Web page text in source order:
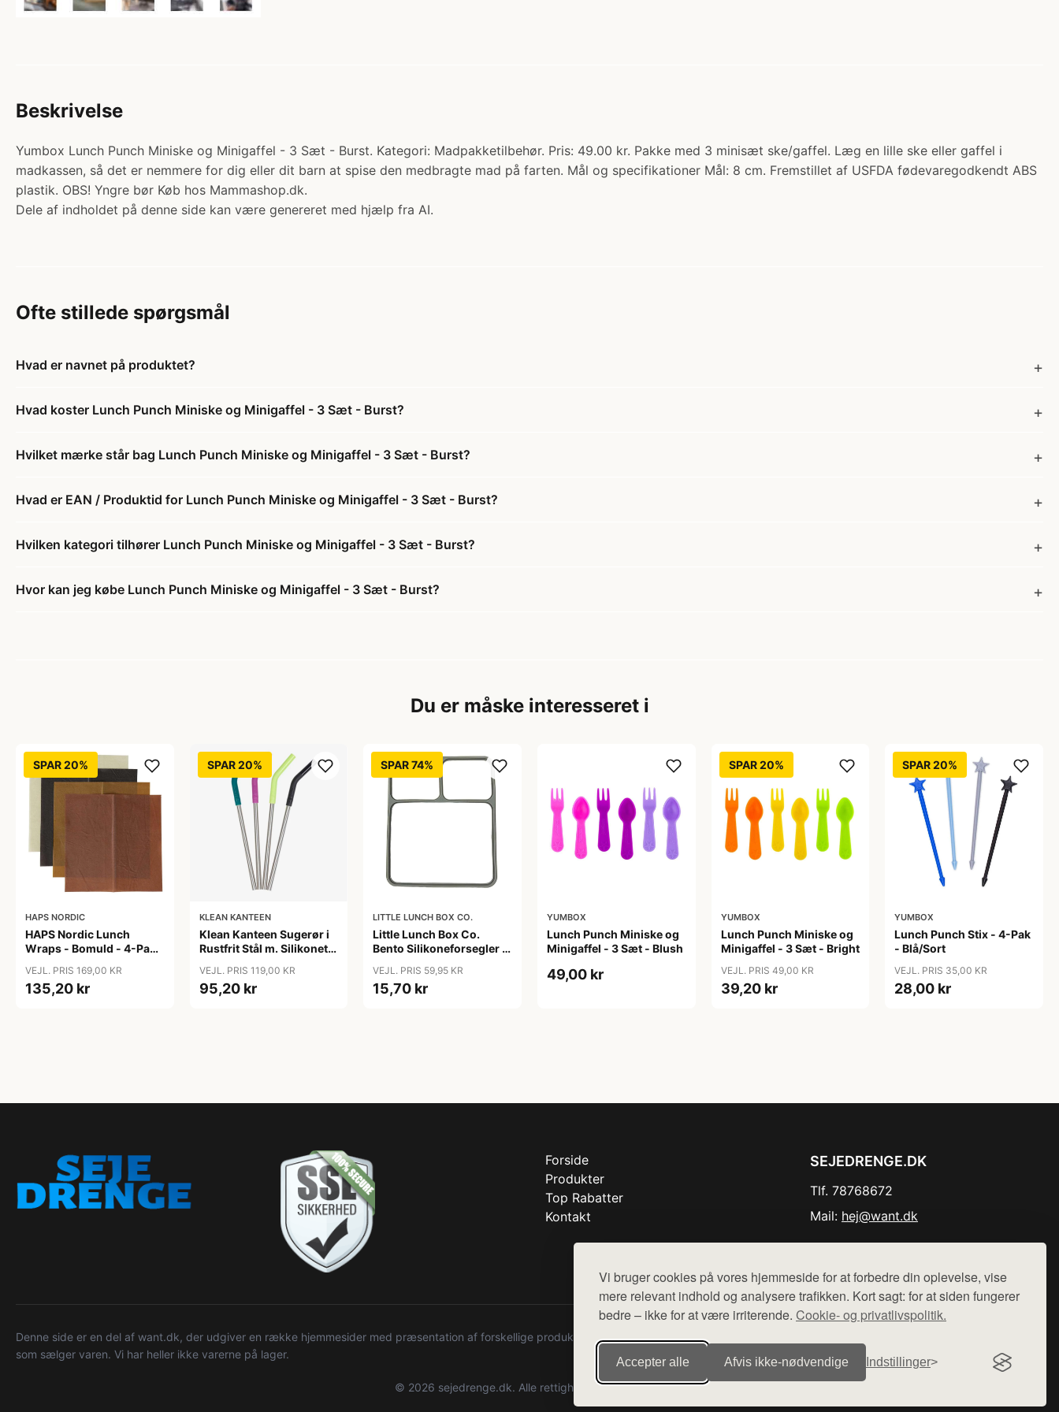
Vi bruger cookies på vores hjemmeside for at forbedre din oplevelse, vise
mere relevant indhold og analysere trafikken. Kort sagt: for at siden fungerer
bedre – ikke for at være irriterende. Cookie- og privatlivspolitik.
Accepter alle Afvis ikke‑nødvendige Indstillinger
Beskrivelse
Yumbox Lunch Punch Miniske og Minigaffel - 3 Sæt - Burst. Kategori: Madpakketilbehør. Pris: 49.00 kr. Pakke med 3 minisæt ske/gaffel. Læg en lille ske eller gaffel i
madkassen, så det er nemmere for dig eller dit barn at spise den medbragte mad på farten. Mål og specifikationer Mål: 8 cm. Fremstillet af USFDA fødevaregodkendt ABS
plastik. OBS! Yngre bør Køb hos Mammashop.dk.
Dele af indholdet på denne side kan være genereret med hjælp fra AI.
Ofte stillede spørgsmål
Hvad er navnet på produktet?
Hvad koster Lunch Punch Miniske og Minigaffel - 3 Sæt - Burst?
Hvilket mærke står bag Lunch Punch Miniske og Minigaffel - 3 Sæt - Burst?
Hvad er EAN / Produktid for Lunch Punch Miniske og Minigaffel - 3 Sæt - Burst?
Hvilken kategori tilhører Lunch Punch Miniske og Minigaffel - 3 Sæt - Burst?
Hvor kan jeg købe Lunch Punch Miniske og Minigaffel - 3 Sæt - Burst?
Du er måske interesseret i
SPAR 20%
HAPS NORDIC
HAPS Nordic Lunch
Wraps - Bomuld - 4-Pak -
VEJL. PRIS 169,00 KR
135,20 kr
SPAR 20%
KLEAN KANTEEN
Klean Kanteen Sugerør i
Rustfrit Stål m. Silikonetip
Color
VEJL. PRIS 119,00 KR
95,20 kr
SPAR 74%
LITTLE LUNCH BOX CO.
Little Lunch Box Co.
Bento Silikoneforsegler -
VEJL. PRIS 59,95 KR
15,70 kr
YUMBOX
Lunch Punch Miniske og
Minigaffel - 3 Sæt - Blush
49,00 kr
SPAR 20%
YUMBOX
Lunch Punch Miniske og
Minigaffel - 3 Sæt - Bright
VEJL. PRIS 49,00 KR
39,20 kr
SPAR 20%
YUMBOX
Lunch Punch Stix - 4-Pak
- Blå/Sort
VEJL. PRIS 35,00 KR
28,00 kr
Forside
Produkter
Top Rabatter
Kontakt
SEJEDRENGE.DK
Tlf. 78768672
Mail: hej@want.dk
Denne side er en del af want.dk, der udgiver en række hjemmesider med præsentation af forskellige produkter fra diverse webshops. Der sælges ikke varer fra denne side - vi henviser til de shops,
som sælger varen. Vi har heller ikke varerne på lager.
© 2026 sejedrenge.dk. Alle rettigheder forbeholdes.